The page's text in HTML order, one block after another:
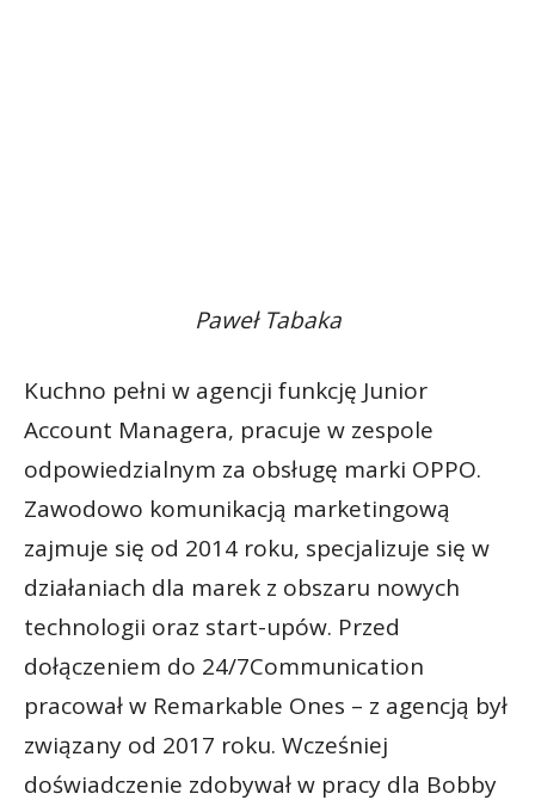
Paweł Tabaka
Kuchno pełni w agencji funkcję Junior
Account Managera, pracuje w zespole
odpowiedzialnym za obsługę marki OPPO.
Zawodowo komunikacją marketingową
zajmuje się od 2014 roku, specjalizuje się w
działaniach dla marek z obszaru nowych
technologii oraz start-upów. Przed
dołączeniem do 24/7Communication
pracował w Remarkable Ones – z agencją był
związany od 2017 roku. Wcześniej
doświadczenie zdobywał w pracy dla Bobby